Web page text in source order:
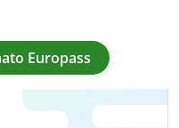
Europass